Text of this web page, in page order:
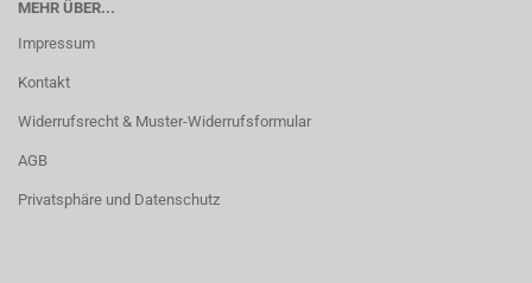
MEHR ÜBER...
Impressum
Kontakt
Widerrufsrecht & Muster-Widerrufsformular
AGB
Privatsphäre und Datenschutz